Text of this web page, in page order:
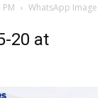
WhatsApp Image
20 at